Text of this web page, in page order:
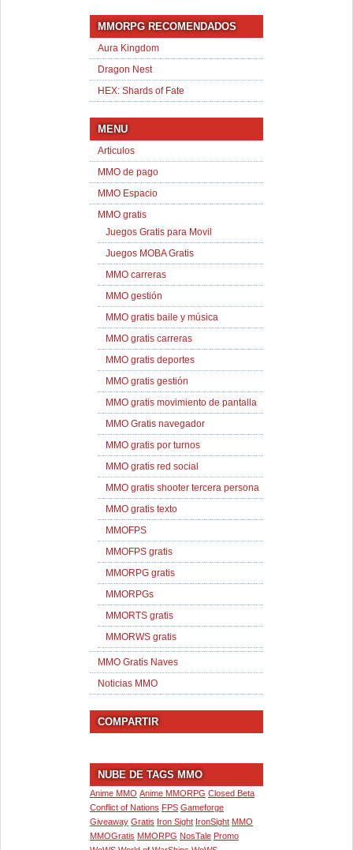
MMORPG RECOMENDADOS
Aura Kingdom
Dragon Nest
HEX: Shards of Fate
MENU
Articulos
MMO de pago
MMO Espacio
MMO gratis
Juegos Gratis para Movil
Juegos MOBA Gratis
MMO carreras
MMO gestión
MMO gratis baile y música
MMO gratis carreras
MMO gratis deportes
MMO gratis gestión
MMO gratis movimiento de pantalla
MMO Gratis navegador
MMO gratis por turnos
MMO gratis red social
MMO gratis shooter tercera persona
MMO gratis texto
MMOFPS
MMOFPS gratis
MMORPG gratis
MMORPGs
MMORTS gratis
MMORWS gratis
MMO Gratis Naves
Noticias MMO
COMPARTIR
NUBE DE TAGS MMO
Anime MMO Anime MMORPG Closed Beta
Conflict of Nations FPS Gameforge
Giveaway Gratis Iron Sight IronSight MMO
MMOGratis MMORPG NosTale Promo